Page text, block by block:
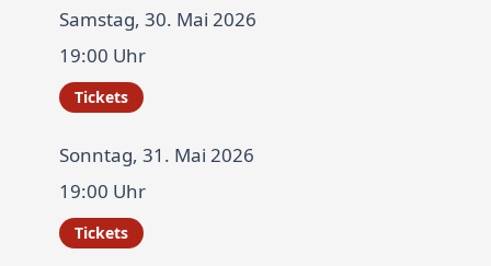
Samstag, 30. Mai 2026
19:00 Uhr
Tickets
Sonntag, 31. Mai 2026
19:00 Uhr
Tickets